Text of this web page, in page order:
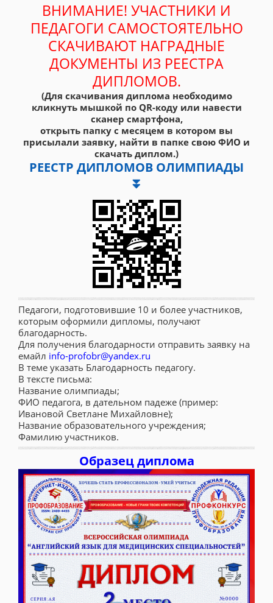
ВНИМАНИЕ! УЧАСТНИКИ И
ПЕДАГОГИ САМОСТОЯТЕЛЬНО
СКАЧИВАЮТ НАГРАДНЫЕ
ДОКУМЕНТЫ ИЗ РЕЕСТРА
ДИПЛОМОВ.
(Для скачивания диплома необходимо
кликнуть мышкой по QR-коду или навести
сканер смартфона,
открыть папку с месяцем в котором вы
присылали заявку, найти в папке свою ФИО и
скачать диплом.)
РЕЕСТР ДИПЛОМОВ ОЛИМПИАДЫ
⏬
Педагоги, подготовившие 10 и более участников,
которым оформили дипломы, получают
благодарность.
Для получения благодарности отправить заявку на
емайл info-profobr@yandex.ru
В теме указать Благодарность педагогу.
В тексте письма:
Название олимпиады;
ФИО педагога, в дательном падеже (пример:
Ивановой Светлане Михайловне);
Название образовательного учреждения;
Фамилию участников.
Образец диплома